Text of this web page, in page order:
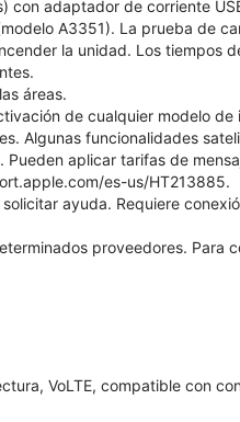
adaptador de corriente
A3351). La prueba de
la unidad. Los tiempos
áreas.
de cualquier modelo de
Algunas funcionalidades
aplicar tarifas de
es-us/HT213885.
ayuda. Requiere
proveedores. Para
VoLTE, compatible con